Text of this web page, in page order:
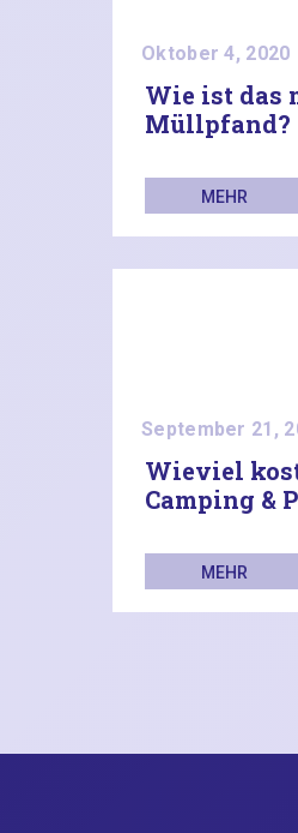
Oktober 4, 2020
Wie ist das
Müllpfand?
MEHR
September 21,
Wieviel
Camping &
MEHR